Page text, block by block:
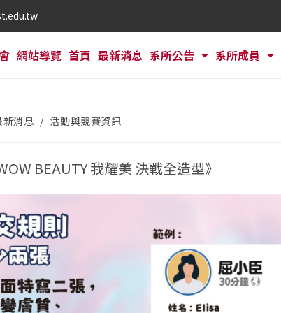
網站導覽 首頁 最新消息 系所公告 系所成員
新消息 / 活動與競賽資訊
BEAUTY 我耀美 決戰全造型》